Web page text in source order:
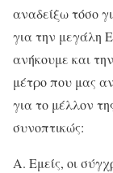
αναδείξω τόσο
για την μεγάλη
ανήκουμε και
μέτρο που μας
για το μέλλον
συνοπτικώς:
Α. Εμείς, οι